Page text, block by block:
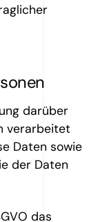
darüber
verarbeitet
Daten sowie
der Daten
das